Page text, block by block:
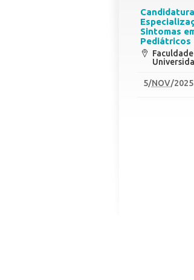
Sintomas
Pediátricos
5/NOV/2025